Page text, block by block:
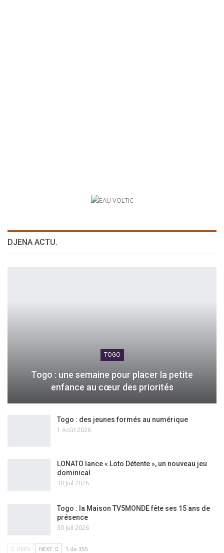
DJENA ACTU.
TOGO
Togo : une semaine pour placer la petite
enfance au cœur des priorités
Togo : des jeunes formés au numérique
1 Août 2026
LONATO lance « Loto Détente », un nouveau jeu
dominical
30 Juil 2026
Togo : la Maison TV5MONDE fête ses 15 ans de
présence
30 Juil 2026
PREV NEXT 1 de 355